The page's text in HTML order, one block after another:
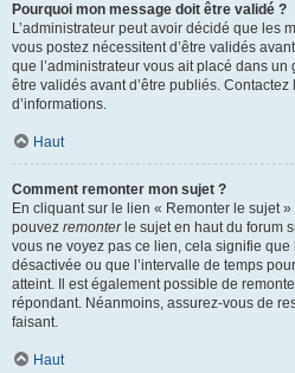
Pourquoi mon message doit être validé ?
L’administrateur peut avoir décidé que les
vous postez nécessitent d’être validés
que l’administrateur vous ait placé dans
être validés avant d’être publiés. Contactez
d’informations.
Haut
Comment remonter mon sujet ?
En cliquant sur le lien « Remonter le sujet
pouvez remonterle sujet en haut du forum
vous ne voyez pas ce lien, cela signifie
désactivée ou que l’intervalle de temps
atteint. Il est également possible de
répondant. Néanmoins, assurez-vous de
faisant.
Haut